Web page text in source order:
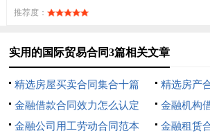
推荐度：
实用的国际贸易合同3篇相关文章
精选房屋买卖合同集合十篇
精选房产
金融借款合同效力怎么认定
金融机构
金融公司用工劳动合同范本
金融租赁